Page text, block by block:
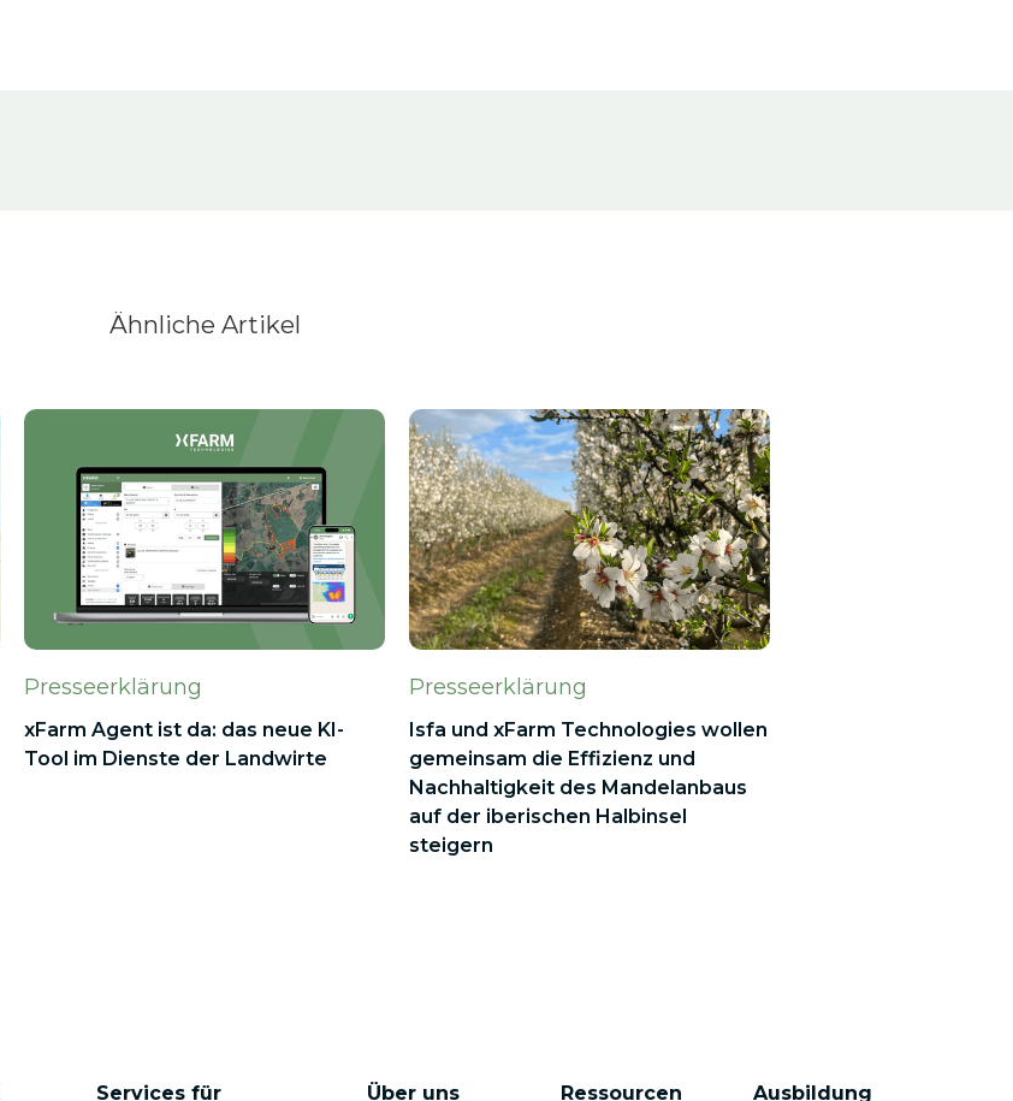
Ähnliche Artikel
Presseerklärung
xFarm Agent ist da: das neue KI-
Tool im Dienste der Landwirte
Presseerklärung
Isfa und xFarm Technologies wollen
gemeinsam die Effizienz und
Nachhaltigkeit des Mandelanbaus
auf der iberischen Halbinsel
steigern
Services für Über uns Ressourcen Ausbildung